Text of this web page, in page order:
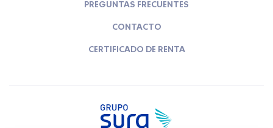
PREGUNTAS FRECUENTES
CONTACTO
CERTIFICADO DE RENTA